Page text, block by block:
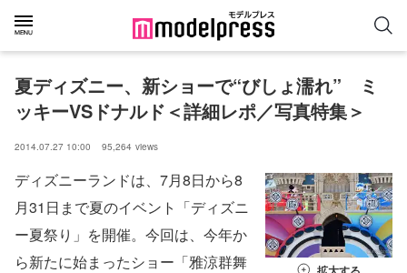
夏ディズニー、新ショーで“びしょ濡れ”　ミ
ッキーVSドナルド＜詳細レポ／写真特集＞
2014.07.27 10:00 95,264 views
ディズニーランドは、7月8日から8
月31日まで夏のイベント「ディズニ
ー夏祭り」を開催。今回は、今年か
ら新たに始まったショー「雅涼群舞